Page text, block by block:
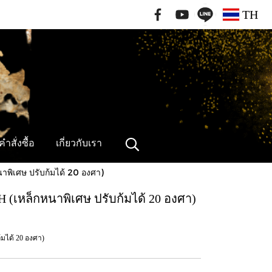
TH
ำสั่งซื้อ เกี่ยวกับเรา
พิเศษ ปรับก้มได้ 20 องศา)
(เหล็กหนาพิเศษ ปรับก้มได้ 20 องศา)
ได้ 20 องศา)